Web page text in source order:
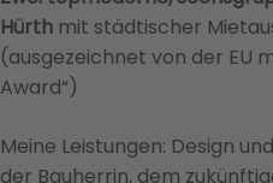
Hürth mit städtischer
(ausgezeichnet von der EU
Award“)
Meine Leistungen: Design
der Bauherrin, dem